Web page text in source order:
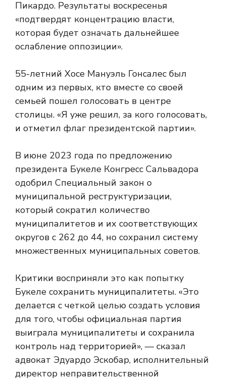
Пикардо. Результаты воскресенья
«подтвердят концентрацию власти,
которая будет означать дальнейшее
ослабление оппозиции».
55-летний Хосе Мануэль Гонсалес был
одним из первых, кто вместе со своей
семьей пошел голосовать в центре
столицы. «Я уже решил, за кого голосовать,
и отметил флаг президентской партии».
В июне 2023 года по предложению
президента Букеле Конгресс Сальвадора
одобрил Специальный закон о
муниципальной реструктуризации,
который сократил количество
муниципалитетов и их соответствующих
округов с 262 до 44, но сохранил систему
множественных муниципальных советов.
Критики восприняли это как попытку
Букеле сохранить муниципалитеты. «Это
делается с четкой целью создать условия
для того, чтобы официальная партия
выиграла муниципалитеты и сохранила
контроль над территорией», — сказал
адвокат Эдуардо Эскобар, исполнительный
директор неправительственной